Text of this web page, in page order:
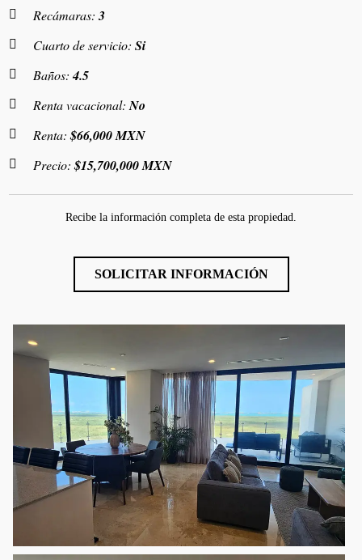
Recámaras:3
Cuarto de servicio:Si
Baños:4.5
Renta vacacional:No
Renta:$66,000 MXN
Precio:$15,700,000 MXN
Recibe la información completa de esta propiedad.
SOLICITAR INFORMACIÓN